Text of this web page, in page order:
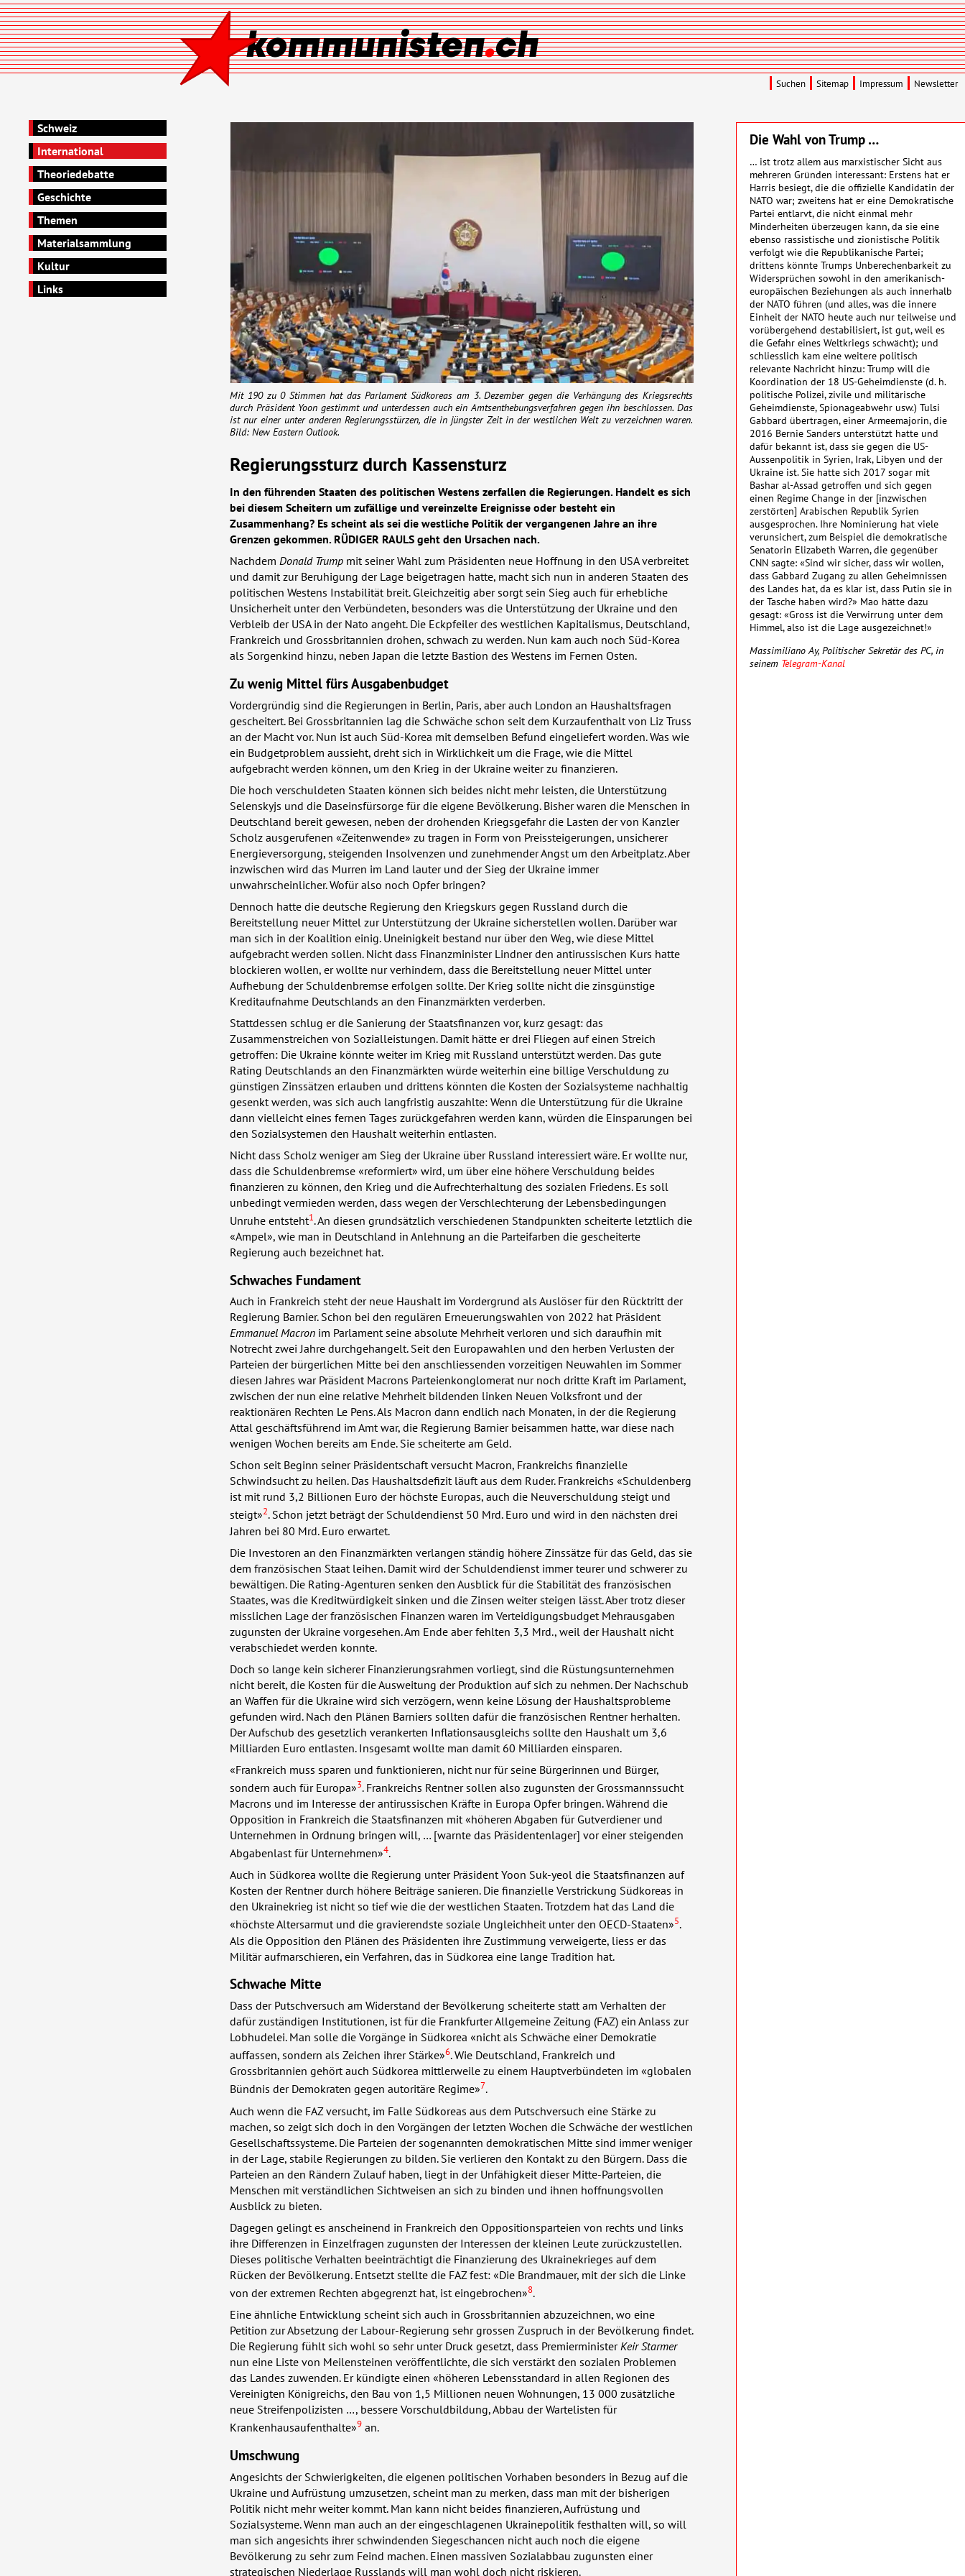
Schweiz
International
Theoriedebatte
Geschichte
Themen
Materialsammlung
Kultur
Links
Mit 190 zu 0 Stimmen hat das Parlament Südkoreas am 3. Dezember gegen die Verhängung des Kriegsrechts
durch Präsident Yoon gestimmt und unterdessen auch ein Amtsenthebungsverfahren gegen ihn beschlossen. Das
ist nur einer unter anderen Regierungsstürzen, die in jüngster Zeit in der westlichen Welt zu verzeichnen waren.
Bild: New Eastern Outlook.
Regierungssturz durch Kassensturz
In den führenden Staaten des politischen Westens zerfallen die Regierungen. Handelt es sich
bei diesem Scheitern um zufällige und vereinzelte Ereignisse oder besteht ein
Zusammenhang? Es scheint als sei die westliche Politik der vergangenen Jahre an ihre
Grenzen gekommen. RÜDIGER RAULS geht den Ursachen nach.
Nachdem Donald Trump mit seiner Wahl zum Präsidenten neue Hoffnung in den USAverbreitet
und damit zur Beruhigung der Lage beigetragen hatte, macht sich nun in anderen Staaten des
politischen Westens Instabilität breit. Gleichzeitig aber sorgt sein Sieg auch für erhebliche
Unsicherheit unter den Verbündeten, besonders was die Unterstützung der Ukraine und den
Verbleib der USAin der Nato angeht. Die Eckpfeiler des westlichen Kapitalismus, Deutschland,
Frankreich und Grossbritannien drohen, schwach zu werden. Nun kam auch noch Süd-Korea
als Sorgenkind hinzu, neben Japan die letzte Bastion des Westens im Fernen Osten.
Zu wenig Mittel fürs Ausgabenbudget
Vordergründig sind die Regierungen in Berlin, Paris, aber auch London an Haushaltsfragen
gescheitert. Bei Grossbritannien lag die Schwäche schon seit dem Kurzaufenthalt von Liz Truss
an der Macht vor. Nun ist auch Süd-Korea mit demselben Befund eingeliefert worden. Was wie
ein Budgetproblem aussieht, dreht sich in Wirklichkeit um die Frage, wie die Mittel
aufgebracht werden können, um den Krieg in der Ukraine weiter zu finanzieren.
Die hoch verschuldeten Staaten können sich beides nicht mehr leisten, die Unterstützung
Selenskyjs und die Daseinsfürsorge für die eigene Bevölkerung. Bisher waren die Menschen in
Deutschland bereit gewesen, neben der drohenden Kriegsgefahr die Lasten der von Kanzler
Scholz ausgerufenen «Zeitenwende» zu tragen in Form von Preissteigerungen, unsicherer
Energieversorgung, steigenden Insolvenzen und zunehmender Angst um den Arbeitplatz. Aber
inzwischen wird das Murren im Land lauter und der Sieg der Ukraine immer
unwahrscheinlicher. Wofür also noch Opfer bringen?
Dennoch hatte die deutsche Regierung den Kriegskurs gegen Russland durch die
Bereitstellung neuer Mittel zur Unterstützung der Ukraine sicherstellen wollen. Darüber war
man sich in der Koalition einig. Uneinigkeit bestand nur über den Weg, wie diese Mittel
aufgebracht werden sollen. Nicht dass Finanzminister Lindner den antirussischen Kurs hatte
blockieren wollen, er wollte nur verhindern, dass die Bereitstellung neuer Mittel unter
Aufhebung der Schuldenbremse erfolgen sollte. Der Krieg sollte nicht die zinsgünstige
Kreditaufnahme Deutschlands an den Finanzmärkten verderben.
Stattdessen schlug er die Sanierung der Staatsfinanzen vor, kurz gesagt: das
Zusammenstreichen von Sozialleistungen. Damit hätte er drei Fliegen auf einen Streich
getroffen: Die Ukraine könnte weiter im Krieg mit Russland unterstützt werden. Das gute
Rating Deutschlands an den Finanzmärkten würde weiterhin eine billige Verschuldung zu
günstigen Zinssätzen erlauben und drittens könnten die Kosten der Sozialsysteme nachhaltig
gesenkt werden, was sich auch langfristig auszahlte: Wenn die Unterstützung für die Ukraine
dann vielleicht eines fernen Tages zurückgefahren werden kann, würden die Einsparungen bei
den Sozialsystemen den Haushalt weiterhin entlasten.
Nicht dass Scholz weniger am Sieg der Ukraine über Russland interessiert wäre. Er wollte nur,
dass die Schuldenbremse «reformiert» wird, um über eine höhere Verschuldung beides
finanzieren zu können, den Krieg und die Aufrechterhaltung des sozialen Friedens. Es soll
unbedingt vermieden werden, dass wegen der Verschlechterung der Lebensbedingungen
Unruhe entsteht1. An diesen grundsätzlich verschiedenen Standpunkten scheiterte letztlich die
«Ampel», wie man in Deutschland in Anlehnung an die Parteifarben die gescheiterte
Regierung auch bezeichnet hat.
Schwaches Fundament
Auch in Frankreich steht der neue Haushalt im Vordergrund als Auslöser für den Rücktritt der
Regierung Barnier. Schon bei den regulären Erneuerungswahlen von 2022 hat Präsident
Emmanuel Macron im Parlament seine absolute Mehrheit verloren und sich daraufhin mit
Notrecht zwei Jahre durchgehangelt. Seit den Europawahlen und den herben Verlusten der
Parteien der bürgerlichen Mitte bei den anschliessenden vorzeitigen Neuwahlen im Sommer
diesen Jahres war Präsident Macrons Parteienkonglomerat nur noch dritte Kraft im Parlament,
zwischen der nun eine relative Mehrheit bildenden linken Neuen Volksfront und der
reaktionären Rechten Le Pens. Als Macron dann endlich nach Monaten, in der die Regierung
Attal geschäftsführend im Amt war, die Regierung Barnier beisammen hatte, war diese nach
wenigen Wochen bereits am Ende. Sie scheiterte am Geld.
Schon seit Beginn seiner Präsidentschaft versucht Macron, Frankreichs finanzielle
Schwindsucht zu heilen. Das Haushaltsdefizit läuft aus dem Ruder. Frankreichs «Schuldenberg
ist mit rund 3,2 Billionen Euro der höchste Europas, auch die Neuverschuldung steigt und
steigt»2. Schon jetzt beträgt der Schuldendienst 50 Mrd. Euro und wird in den nächsten drei
Jahren bei 80 Mrd. Euro erwartet.
Die Investoren an den Finanzmärkten verlangen ständig höhere Zinssätze für das Geld, das sie
dem französischen Staat leihen. Damit wird der Schuldendienst immer teurer und schwerer zu
bewältigen. Die Rating-Agenturen senken den Ausblick für die Stabilität des französischen
Staates, was die Kreditwürdigkeit sinken und die Zinsen weiter steigen lässt. Aber trotz dieser
misslichen Lage der französischen Finanzen waren im Verteidigungsbudget Mehrausgaben
zugunsten der Ukraine vorgesehen. Am Ende aber fehlten 3,3 Mrd., weil der Haushalt nicht
verabschiedet werden konnte.
Doch so lange kein sicherer Finanzierungsrahmen vorliegt, sind die Rüstungsunternehmen
nicht bereit, die Kosten für die Ausweitung der Produktion auf sich zu nehmen. Der Nachschub
an Waffen für die Ukraine wird sich verzögern, wenn keine Lösung der Haushaltsprobleme
gefunden wird. Nach den Plänen Barniers sollten dafür die französischen Rentner herhalten.
Der Aufschub des gesetzlich verankerten Inflationsausgleichs sollte den Haushalt um 3,6
Milliarden Euro entlasten. Insgesamt wollte man damit 60 Milliarden einsparen.
«Frankreich muss sparen und funktionieren, nicht nur für seine Bürgerinnen und Bürger,
sondern auch für Europa»3. Frankreichs Rentner sollen also zugunsten der Grossmannssucht
Macrons und im Interesse der antirussischen Kräfte in Europa Opfer bringen. Während die
Opposition in Frankreich die Staatsfinanzen mit «höheren Abgaben für Gutverdiener und
Unternehmen in Ordnung bringen will, … [warnte das Präsidentenlager] vor einer steigenden
Abgabenlast für Unternehmen»4.
Auch in Südkorea wollte die Regierung unter Präsident Yoon Suk-yeol die Staatsfinanzen auf
Kosten der Rentner durch höhere Beiträge sanieren. Die finanzielle Verstrickung Südkoreas in
den Ukrainekrieg ist nicht so tief wie die der westlichen Staaten. Trotzdem hat das Land die
«höchste Altersarmut und die gravierendste soziale Ungleichheit unter den OECD-Staaten»5.
Als die Opposition den Plänen des Präsidenten ihre Zustimmung verweigerte, liess er das
Militär aufmarschieren, ein Verfahren, das in Südkorea eine lange Tradition hat.
Schwache Mitte
Dass der Putschversuch am Widerstand der Bevölkerung scheiterte statt am Verhalten der
dafür zuständigen Institutionen, ist für die Frankfurter Allgemeine Zeitung (FAZ) ein Anlass zur
Lobhudelei. Man solle die Vorgänge in Südkorea «nicht als Schwäche einer Demokratie
auffassen, sondern als Zeichen ihrer Stärke»6. Wie Deutschland, Frankreich und
Grossbritannien gehört auch Südkorea mittlerweile zu einem Hauptverbündeten im «globalen
Bündnis der Demokraten gegen autoritäre Regime»7.
Auch wenn die FAZversucht, im Falle Südkoreas aus dem Putschversuch eine Stärke zu
machen, so zeigt sich doch in den Vorgängen der letzten Wochen die Schwäche der westlichen
Gesellschaftssysteme. Die Parteien der sogenannten demokratischen Mitte sind immer weniger
in der Lage, stabile Regierungen zu bilden. Sie verlieren den Kontakt zu den Bürgern. Dass die
Parteien an den Rändern Zulauf haben, liegt in der Unfähigkeit dieser Mitte-Parteien, die
Menschen mit verständlichen Sichtweisen an sich zu binden und ihnen hoffnungsvollen
Ausblick zu bieten.
Dagegen gelingt es anscheinend in Frankreich den Oppositionsparteien von rechts und links
ihre Differenzen in Einzelfragen zugunsten der Interessen der kleinen Leute zurückzustellen.
Dieses politische Verhalten beeinträchtigt die Finanzierung des Ukrainekrieges auf dem
Rücken der Bevölkerung. Entsetzt stellte die FAZfest: «Die Brandmauer, mit der sich die Linke
von der extremen Rechten abgegrenzt hat, ist eingebrochen»8.
Eine ähnliche Entwicklung scheint sich auch in Grossbritannien abzuzeichnen, wo eine
Petition zur Absetzung der Labour-Regierung sehr grossen Zuspruch in der Bevölkerung findet.
Die Regierung fühlt sich wohl so sehr unter Druck gesetzt, dass Premierminister Keir Starmer
nun eine Liste von Meilensteinen veröffentlichte, die sich verstärkt den sozialen Problemen
das Landes zuwenden. Er kündigte einen «höheren Lebensstandard in allen Regionen des
Vereinigten Königreichs, den Bau von 1,5 Millionen neuen Wohnungen, 13 000 zusätzliche
neue Streifenpolizisten …, bessere Vorschuldbildung, Abbau der Wartelisten für
Krankenhausaufenthalte»9 an.
Umschwung
Angesichts der Schwierigkeiten, die eigenen politischen Vorhaben besonders in Bezug auf die
Ukraine und Aufrüstung umzusetzen, scheint man zu merken, dass man mit der bisherigen
Politik nicht mehr weiter kommt. Man kann nicht beides finanzieren, Aufrüstung und
Sozialsysteme. Wenn man auch an der eingeschlagenen Ukrainepolitik festhalten will, so will
man sich angesichts ihrer schwindenden Siegeschancen nicht auch noch die eigene
Bevölkerung zu sehr zum Feind machen. Einen massiven Sozialabbau zugunsten einer
strategischen Niederlage Russlands will man wohl doch nicht riskieren.
Die Wahl von Trump …
… ist trotz allem aus marxistischer Sicht aus
mehreren Gründen interessant: Erstens hat er
Harris besiegt, die die offizielle Kandidatin der
NATO war; zweitens hat er eine Demokratische
Partei entlarvt, die nicht einmal mehr
Minderheiten überzeugen kann, da sie eine
ebenso rassistische und zionistische Politik
verfolgt wie die Republikanische Partei;
drittens könnte Trumps Unberechenbarkeit zu
Widersprüchen sowohl in den amerikanisch-
europäischen Beziehungen als auch innerhalb
der NATO führen (und alles, was die innere
Einheit der NATO heute auch nur teilweise und
vorübergehend destabilisiert, ist gut, weil es
die Gefahr eines Weltkriegs schwächt); und
schliesslich kam eine weitere politisch
relevante Nachricht hinzu: Trump will die
Koordination der 18 US-Geheimdienste (d. h.
politische Polizei, zivile und militärische
Geheimdienste, Spionageabwehr usw.) Tulsi
Gabbard übertragen, einer Armeemajorin, die
2016 Bernie Sanders unterstützt hatte und
dafür bekannt ist, dass sie gegen die US-
Aussenpolitik in Syrien, Irak, Libyen und der
Ukraine ist. Sie hatte sich 2017 sogar mit
Bashar al-Assad getroffen und sich gegen
einen Regime Change in der [inzwischen
zerstörten] Arabischen Republik Syrien
ausgesprochen. Ihre Nominierung hat viele
verunsichert, zum Beispiel die demokratische
Senatorin Elizabeth Warren, die gegenüber
CNN sagte: «Sind wir sicher, dass wir wollen,
dass Gabbard Zugang zu allen Geheimnissen
des Landes hat, da es klar ist, dass Putin sie in
der Tasche haben wird?» Mao hätte dazu
gesagt: «Gross ist die Verwirrung unter dem
Himmel, also ist die Lage ausgezeichnet!»
Massimiliano Ay, Politischer Sekretär des PC, in
seinem Telegram-Kanal
Suchen Sitemap Impressum Newsletter